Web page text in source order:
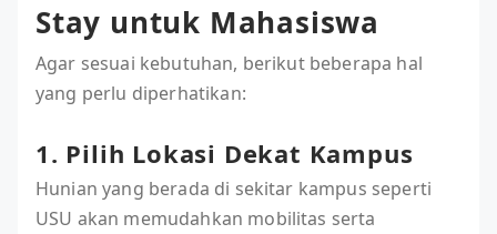
Stay untuk Mahasiswa
Agar sesuai kebutuhan, berikut beberapa hal
yang perlu diperhatikan:
1. Pilih Lokasi Dekat Kampus
Hunian yang berada di sekitar kampus seperti
USU akan memudahkan mobilitas serta